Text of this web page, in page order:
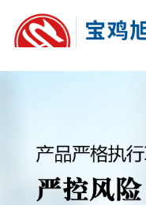
国
服
务